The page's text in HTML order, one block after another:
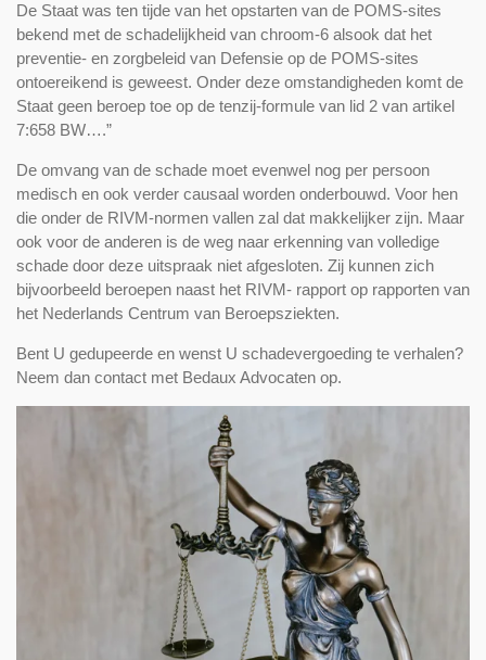
De Staat was ten tijde van het opstarten van de POMS-sites
bekend met de schadelijkheid van chroom-6 alsook dat het
preventie- en zorgbeleid van Defensie op de POMS-sites
ontoereikend is geweest. Onder deze omstandigheden komt de
Staat geen beroep toe op de tenzij-formule van lid 2 van artikel
7:658 BW….”
De omvang van de schade moet evenwel nog per persoon
medisch en ook verder causaal worden onderbouwd. Voor hen
die onder de RIVM-normen vallen zal dat makkelijker zijn. Maar
ook voor de anderen is de weg naar erkenning van volledige
schade door deze uitspraak niet afgesloten. Zij kunnen zich
bijvoorbeeld beroepen naast het RIVM- rapport op rapporten van
het Nederlands Centrum van Beroepsziekten.
Bent U gedupeerde en wenst U schadevergoeding te verhalen?
Neem dan contact met Bedaux Advocaten op.